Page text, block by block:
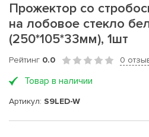
Прожектор со
на лобовое стекло
(250*105*33мм), 1шт
Рейтинг 0.0 0
Товар в наличии
Артикул: S9LED-W